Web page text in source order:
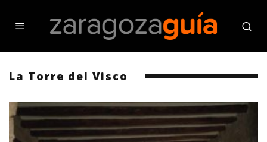
La Torre del Visco